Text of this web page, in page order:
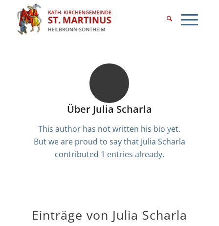
Über Julia Scharla
This author has not written his bio yet.
But we are proud to say that Julia Scharla
contributed 1 entries already.
Einträge von Julia Scharla